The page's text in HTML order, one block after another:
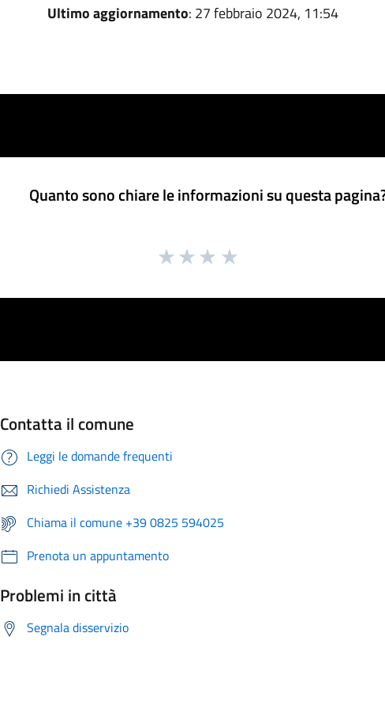
Ultimo aggiornamento: 27 febbraio 2024, 11:54
Quanto sono chiare le informazioni su questa
Contatta il comune
Leggi le domande frequenti
Richiedi Assistenza
Chiama il comune +39 0825 594025
Prenota un appuntamento
Problemi in città
Segnala disservizio